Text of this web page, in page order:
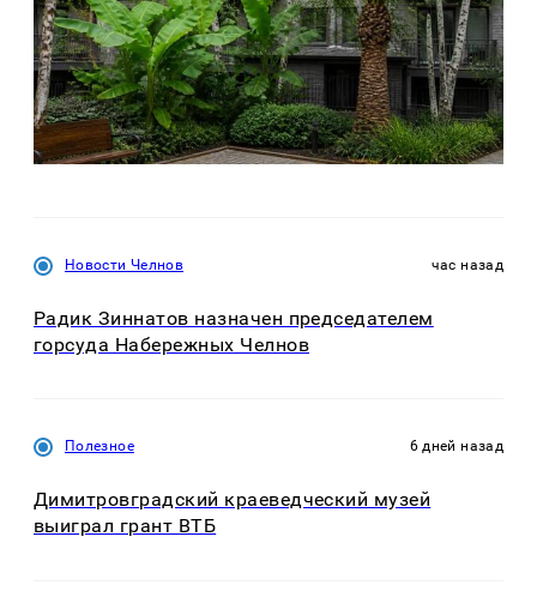
Новости Челнов час назад
Радик Зиннатов назначен председателем
горсуда Набережных Челнов
Полезное 6 дней назад
Димитровградский краеведческий музей
выиграл грант ВТБ